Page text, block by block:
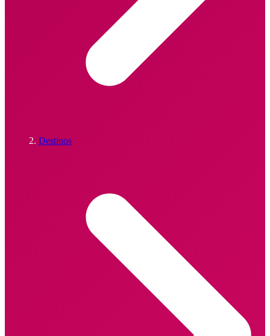
Destinos